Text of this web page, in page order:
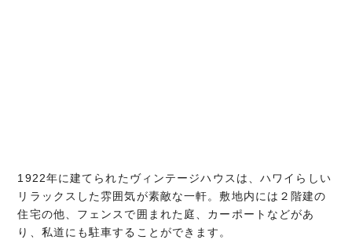
1922年に建てられたヴィンテージハウスは、ハワイらしい
リラックスした雰囲気が素敵な一軒。敷地内には２階建の
住宅の他、フェンスで囲まれた庭、カーポートなどがあ
り、私道にも駐車することができます。